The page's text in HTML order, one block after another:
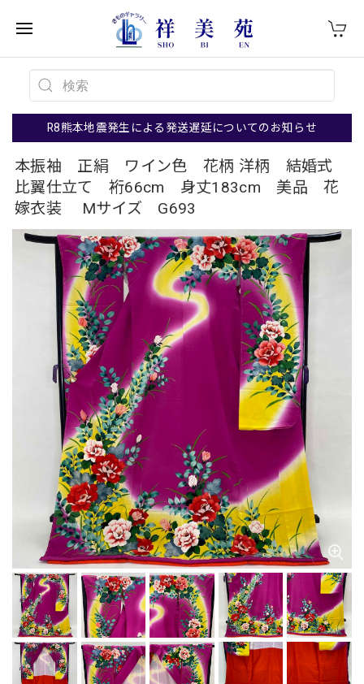
R8熊本地震発生による発送遅延についてのお知らせ
本振袖 正絹 ワイン色 花柄 洋柄 結婚式
比翼仕立て 裄66cm 身丈183cm 美品 花
嫁衣装 Mサイズ G693